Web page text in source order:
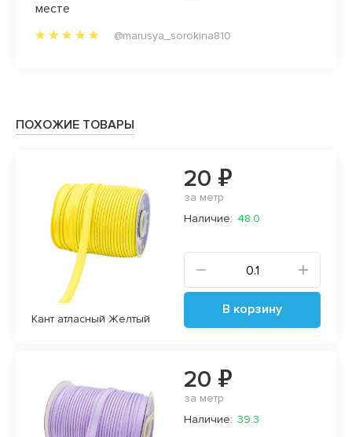
месте
@marusya_sorokina810
ПОХОЖИЕ ТОВАРЫ
Кант атласный Желтый
20 ₽
за метр
Наличие: 48.0
В корзину
20 ₽
за метр
Наличие: 39.3